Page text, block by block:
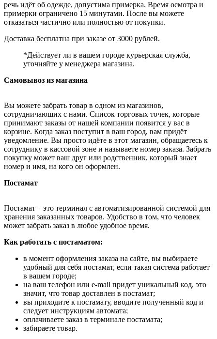
речь идёт об одежде, допустима примерка. Время осмотра и
примерки ограничено 15 минутами. После вы можете
отказаться частично или полностью от покупки.
Доставка бесплатна при заказе от 3000 рублей.
*Действует ли в вашем городе курьерская служба,
уточняйте у менеджера магазина.
Самовывоз из магазина
Вы можете забрать товар в одном из магазинов,
сотрудничающих с нами. Список торговых точек, которые
принимают заказы от нашей компании появится у вас в
корзине. Когда заказ поступит в ваш город, вам придёт
уведомление. Вы просто идёте в этот магазин, обращаетесь к
сотруднику в кассовой зоне и называете номер заказа. Забрать
покупку может ваш друг или родственник, который знает
номер и имя, на кого он оформлен.
Постамат
Постамат – это терминал с автоматизированной системой для
хранения заказанных товаров. Удобство в том, что человек
может забрать заказ в любое удобное время.
Как работать с постаматом:
в момент оформления заказа на сайте, вы выбираете
удобный для себя постамат, если такая система работает
в вашем городе;
на ваш телефон или e-mail придет уникальный код, это
значит, что товар доставлен в постамат;
вы приходите к постамату, вводите полученный код и
следует инструкциям автомата;
оплачиваете заказ в терминале постамата;
забираете товар.